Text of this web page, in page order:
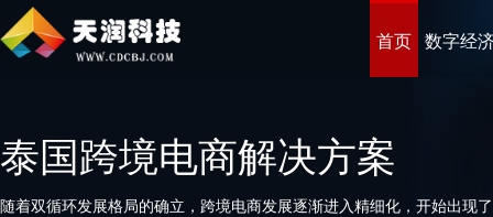
首页 数字经
泰国跨境电商解决方案
随着双循环发展格局的确立，跨境电商发展逐渐进入精细化，开始出现